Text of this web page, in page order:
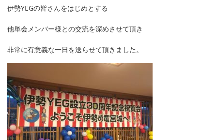
伊勢YEGの皆さんをはじめとする
他単会メンバー様との交流を深めさせて頂き
非常に有意義な一日を送らせて頂きました。